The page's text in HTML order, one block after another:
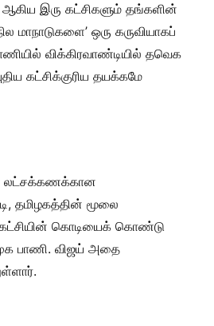
ஆகிய இரு கட்சிகளும் தங்களின்
மாநாடுகளை’ ஒரு கருவியாகப்
விக்கிரவாண்டியில் தவெக
கட்சிக்குரிய தயக்கமே
லட்சக்கணக்கான
தமிழகத்தின் மூலை
கட்சியின் கொடியைக் கொண்டு
பாணி. விஜய் அதை